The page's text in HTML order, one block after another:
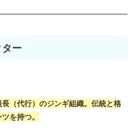
ー
（代行）のジンギ組織。伝統と格
を持つ。